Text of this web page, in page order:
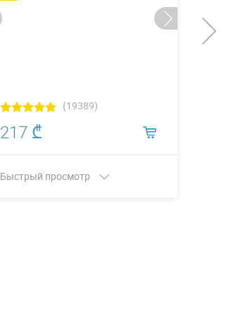
(19389)
217 ₾
Быстрый просмотр